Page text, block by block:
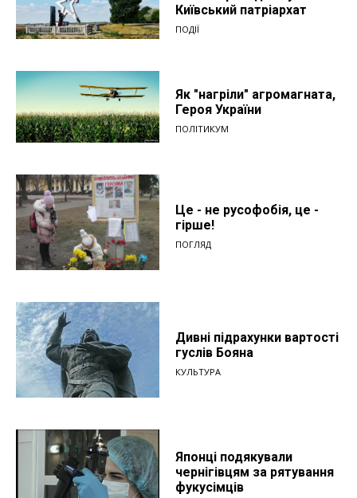
Київський патріархат
ПОДІЇ
Як "нагріли" агромагната,
Героя України
ПОЛІТИКУМ
Це - не русофобія, це -
гірше!
ПОГЛЯД
Дивні підрахунки вартості
гуслів Бояна
КУЛЬТУРА
Японці подякували
чернігівцям за рятування
фукусімців